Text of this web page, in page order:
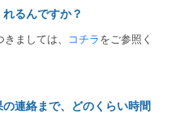
るんですか？
ましては、 コチラ をご参照く
連絡まで、どのくらい時間